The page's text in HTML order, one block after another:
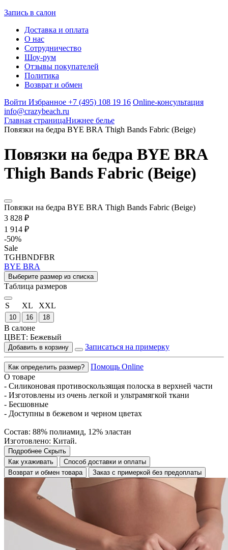
Запись в салон
Доставка и оплата
О нас
Сотрудничество
Шоу-рум
Отзывы покупателей
Политика
Возврат и обмен
Войти Избранное +7 (495) 108 19 16 Online-консультация
info@crazybeach.ru
Главная страницаНижнее белье
Повязки на бедра BYE BRA Thigh Bands Fabric (Beige)
Повязки на бедра BYE BRA
Thigh Bands Fabric (Beige)
Повязки на бедра BYE BRA Thigh Bands Fabric (Beige)
3 828 ₽
1 914 ₽
-50%
Sale
TGHBNDFBR
BYE BRA
Выберите размер из списка
Таблица размеров
S XL XXL
10 16 18
В салоне
ЦВЕТ: Бежевый
Добавить в корзину Записаться на примерку
Как определить размер?
Помощь Online
О товаре
- Силиконовая противоскользящая полоска в верхней части
- Изготовлены из очень легкой и ультрамягкой ткани
- Бесшовные
- Доступны в бежевом и черном цветах
Состав: 88% полиамид, 12% эластан
Изготовлено: Китай.
Подробнее Скрыть
Как ухаживать
Способ доставки и оплаты
Возврат и обмен товара
Заказ с примеркой без предоплаты